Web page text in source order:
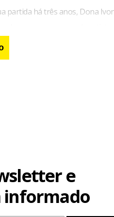
partida há três anos, Dona
Music Box Brazil, lançará o
público conteúdo que deriva
e
informado